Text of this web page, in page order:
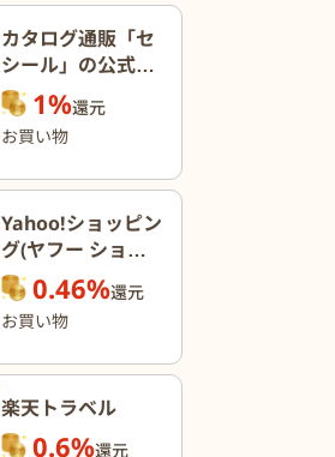
カタログ通販「セ
シール」の公式オ
ンラインショップ
1%還元
お買い物
Yahoo!ショッピン
グ(ヤフー ショッ
ピング)0.46%還元
お買い物
楽天トラベル
0.6%還元